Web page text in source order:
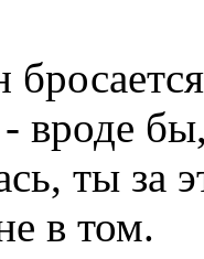
вроде
ты за
в том.